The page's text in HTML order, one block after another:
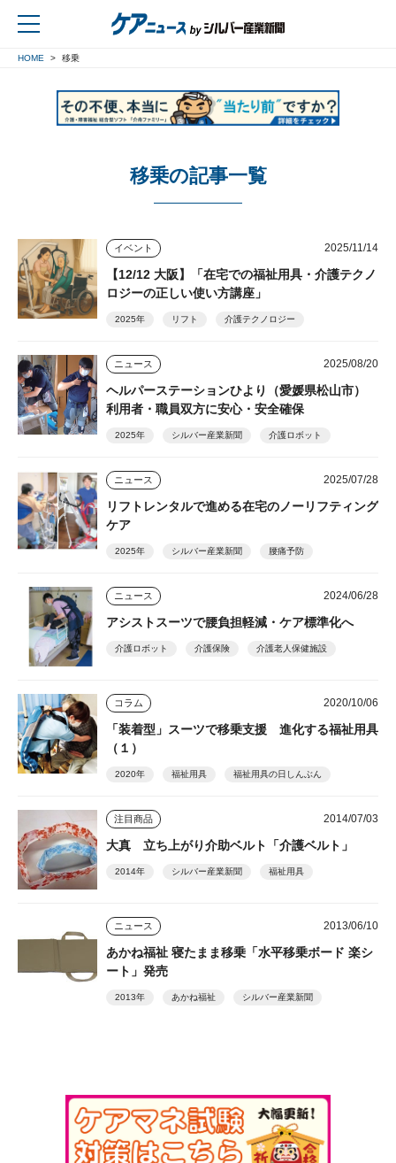
HOME 移乗
移乗の記事一覧
イベント 2025/11/14
【12/12 大阪】「在宅での福祉用具・介護テクノ
ロジーの正しい使い方講座」
2025年 リフト 介護テクノロジー
ニュース 2025/08/20
ヘルパーステーションひより（愛媛県松山市）
利用者・職員双方に安心・安全確保
2025年 シルバー産業新聞 介護ロボット
ニュース 2025/07/28
リフトレンタルで進める在宅のノーリフティング
ケア
2025年 シルバー産業新聞 腰痛予防
ニュース 2024/06/28
アシストスーツで腰負担軽減・ケア標準化へ
介護ロボット 介護保険 介護老人保健施設
コラム 2020/10/06
「装着型」スーツで移乗支援 進化する福祉用具
（１）
2020年 福祉用具 福祉用具の日しんぶん
注目商品 2014/07/03
大真 立ち上がり介助ベルト「介護ベルト」
2014年 シルバー産業新聞 福祉用具
ニュース 2013/06/10
あかね福祉 寝たまま移乗「水平移乗ボード 楽シ
ート」発売
2013年 あかね福祉 シルバー産業新聞